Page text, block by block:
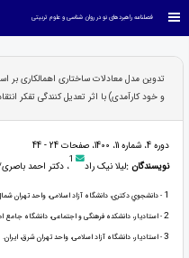
فصلنامه راهبردهای نو در روان شناسی و علوم تربیتی
تدوین مدل معادلات ساختاری اهمالکاری بر
و خود کارآمدی) با اثر تعدیل کنندگی تفکر
دوره 4، شماره 11، 1400، صفحات 24 - 44
نویسندگان :لیلا نیک راد 1، دکتر احمد
1 - دانشجوي دکتری، دانشگاه آزاد اسلامی، واحد تهران
2- استادیار، دانشکده فرهنگی و اجتماعی، دانشگاه جامع
3- استادیار، دانشگاه آزاد اسلامی، واحد تهران شرق، ايران.